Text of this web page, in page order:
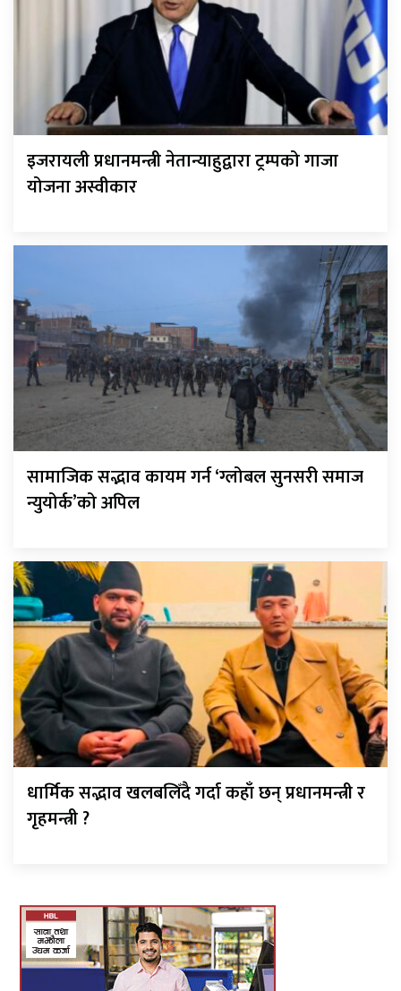
इजरायली प्रधानमन्त्री नेतान्याहुद्वारा ट्रम्पको गाजा
योजना अस्वीकार
सामाजिक सद्भाव कायम गर्न ‘ग्लोबल सुनसरी समाज
न्युयोर्क’को अपिल
धार्मिक सद्भाव खलबलिँदै गर्दा कहाँ छन् प्रधानमन्त्री र
गृहमन्त्री ?